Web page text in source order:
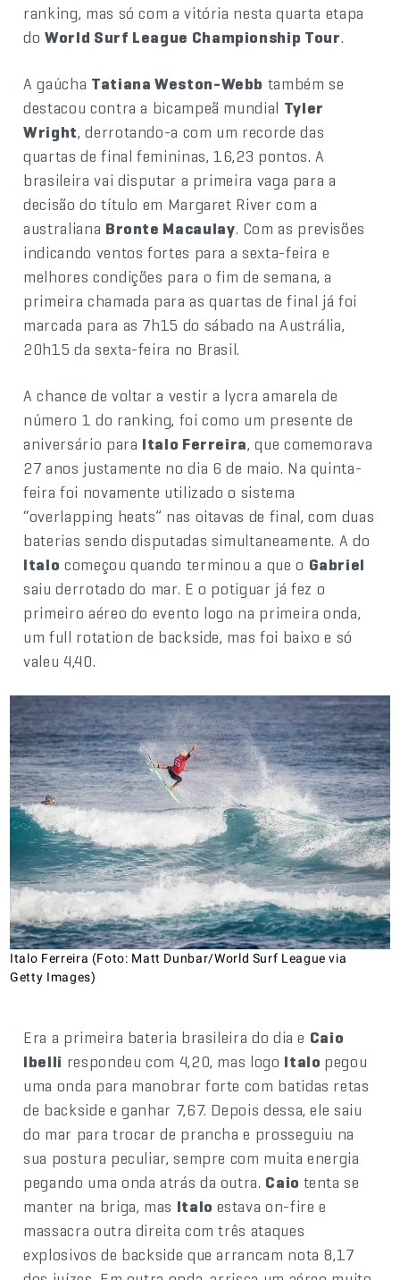
ranking, mas só com a vitória nesta quarta etapa
doWorld Surf League Championship Tour.
A gaúcha Tatiana Weston-Webb também se
destacou contra a bicampeã mundial Tyler
Wright, derrotando-a com um recorde das
quartas de final femininas, 16,23 pontos. A
brasileira vai disputar a primeira vaga para a
decisão do título em Margaret River com a
australiana Bronte Macaulay. Com as previsões
indicando ventos fortes para a sexta-feira e
melhores condições para o fim de semana, a
primeira chamada para as quartas de final já foi
marcada para as 7h15 do sábado na Austrália,
20h15 da sexta-feira no Brasil.
A chance de voltar a vestir a lycra amarela de
número 1 do ranking, foi como um presente de
aniversário para Italo Ferreira, que comemorava
27 anos justamente no dia 6 de maio. Na quinta-
feira foi novamente utilizado o sistema
“overlapping heats” nas oitavas de final, com duas
baterias sendo disputadas simultaneamente. A do
Italo começou quando terminou a que o Gabriel
saiu derrotado do mar. E o potiguar já fez o
primeiro aéreo do evento logo na primeira onda,
um full rotation de backside, mas foi baixo e só
valeu 4,40.
Italo Ferreira (Foto: Matt Dunbar/World Surf League via
Getty Images)
Era a primeira bateria brasileira do dia e Caio
Ibelli respondeu com 4,20, mas logo Italo pegou
uma onda para manobrar forte com batidas retas
de backside e ganhar 7,67. Depois dessa, ele saiu
do mar para trocar de prancha e prosseguiu na
sua postura peculiar, sempre com muita energia
pegando uma onda atrás da outra. Caio tenta se
manter na briga, mas Italo estava on-fire e
massacra outra direita com três ataques
explosivos de backside que arrancam nota 8,17